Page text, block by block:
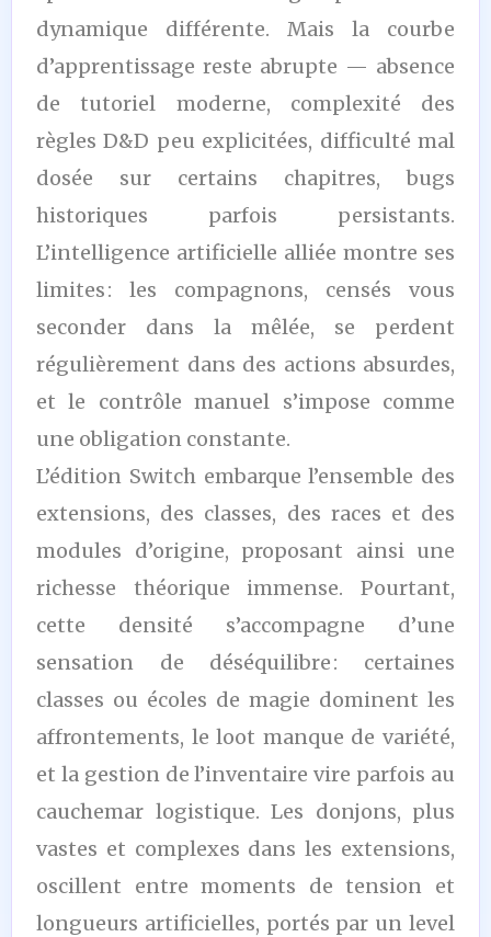
dynamique différente. Mais la courbe
d’apprentissage reste abrupte — absence
de tutoriel moderne, complexité des
règles D&D peu explicitées, difficulté mal
dosée sur certains chapitres, bugs
historiques parfois persistants.
L’intelligence artificielle alliée montre ses
limites : les compagnons, censés vous
seconder dans la mêlée, se perdent
régulièrement dans des actions absurdes,
et le contrôle manuel s’impose comme
une obligation constante.
L’édition Switch embarque l’ensemble des
extensions, des classes, des races et des
modules d’origine, proposant ainsi une
richesse théorique immense. Pourtant,
cette densité s’accompagne d’une
sensation de déséquilibre : certaines
classes ou écoles de magie dominent les
affrontements, le loot manque de variété,
et la gestion de l’inventaire vire parfois au
cauchemar logistique. Les donjons, plus
vastes et complexes dans les extensions,
oscillent entre moments de tension et
longueurs artificielles, portés par un level